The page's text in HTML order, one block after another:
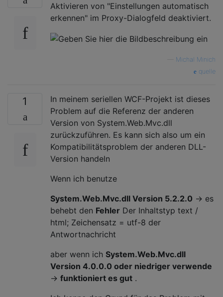
Aktivieren von "Einstellungen automatisch
erkennen" im Proxy-Dialogfeld deaktiviert.
Michal Minich
quelle
1
In meinem seriellen WCF-Projekt ist dieses
Problem auf die Referenz der anderen
Version von System.Web.Mvc.dll
zurückzuführen. Es kann sich also um ein
Kompatibilitätsproblem der anderen DLL-
Version handeln
Wenn ich benutze
System.Web.Mvc.dll Version 5.2.2.0 -> es
behebt den Fehler Der Inhaltstyp text /
html; Zeichensatz = utf-8 der
Antwortnachricht
aber wenn ich System.Web.Mvc.dll
Version 4.0.0.0 oder niedriger verwende
-> funktioniert es gut .